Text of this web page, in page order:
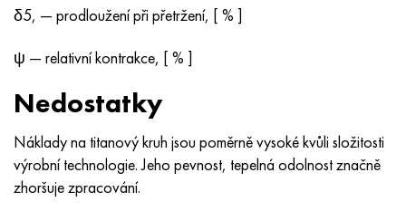
δ5, — prodloužení při přetržení, [ % ]
ψ — relativní kontrakce, [ % ]
Nedostatky
Náklady na titanový kruh jsou poměrně vysoké kvůli složitosti
výrobní technologie. Jeho pevnost, tepelná odolnost značně
zhoršuje zpracování.